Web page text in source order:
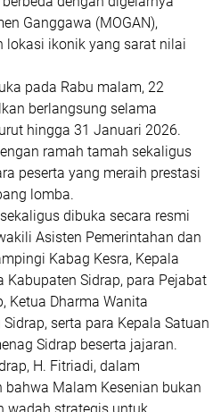
Ganggawa (MOGAN),
lokasi ikonik yang sarat nilai
pada Rabu malam, 22
berlangsung selama
hingga 31 Januari 2026.
ramah tamah sekaligus
peserta yang meraih prestasi
lomba.
dibuka secara resmi
Asisten Pemerintahan dan
Kabag Kesra, Kepala
Kabupaten Sidrap, para Pejabat
, Ketua Dharma Wanita
Sidrap, serta para Kepala Satuan
Sidrap beserta jajaran.
H. Fitriadi, dalam
Malam Kesenian bukan